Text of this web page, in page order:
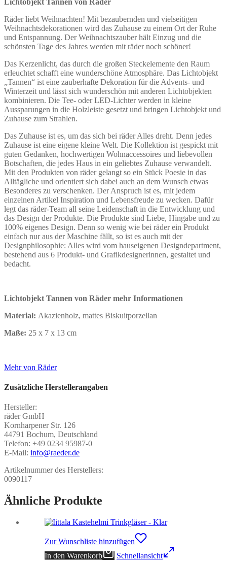
Räder liebt Weihnachten! Mit bezaubernden und vielseitigen
Weihnachtsdekorationen wird das Zuhause zu einem Ort der Ruhe
und Entspannung. Der Weihnachtszauber hält Einzug und die
schönsten Tage des Jahres werden mit räder noch schöner!
Das Kerzenlicht, das durch die großen Steckelemente den Raum
erleuchtet schafft eine wunderschöne Atmosphäre. Das Lichtobjekt
„Tannen“ ist eine zauberhafte Dekoration für die Advents- und
Winterzeit und lässt sich wunderschön mit anderen Lichtobjekten
kombinieren. Die Tee- oder LED-Lichter werden in kleine
Aussparungen in die Holzleiste gesetzt und bringen Lichtobjekt und
Zuhause zum Strahlen.
Das Zuhause ist es, um das sich bei räder Alles dreht. Denn jedes
Zuhause ist eine eigene kleine Welt. Die Kollektion ist gespickt mit
guten Gedanken, hochwertigen Wohnaccessoires und liebevollen
Botschaften, die jedes Haus in ein geliebtes Zuhause verwandelt.
Mit den Produkten von räder gelangt so ein Stück Poesie in das
Alltägliche und orientiert sich dabei auch an dem Wunsch etwas
Besonderes zu verschenken. Der Anspruch ist es, mit jedem
einzelnen Artikel Inspiration und Lebensfreude zu wecken. Dafür
legt das räder-Team all seine Leidenschaft in die Entwicklung und
das Design der Produkte. Die Produkte sind Liebe, Hingabe und zu
100% eigenes Design. Denn so wenig wie bei räder ein Produkt
einfach nur aus der Maschine fällt, so ist es auch mit der
Designphilosophie: Alles wird vom hauseigenen Designdepartment,
bestehend aus 6 Produkt- und Grafikdesignerinnen, gestaltet und
bedacht.
Lichtobjekt Tannen von Räder mehr Informationen
Material: Akazienholz, mattes Biskuitporzellan
Maße: 25 x 7 x 13 cm
Mehr von Räder
Zusätzliche Herstellerangaben
Hersteller:
räder GmbH
Kornharpener Str. 126
44791 Bochum, Deutschland
Telefon: +49 0234 95987-0
E-Mail: info@raeder.de
Artikelnummer des Herstellers:
0090117
Ähnliche Produkte
Zur Wunschliste hinzufügen
In den Warenkorb
Schnellansicht